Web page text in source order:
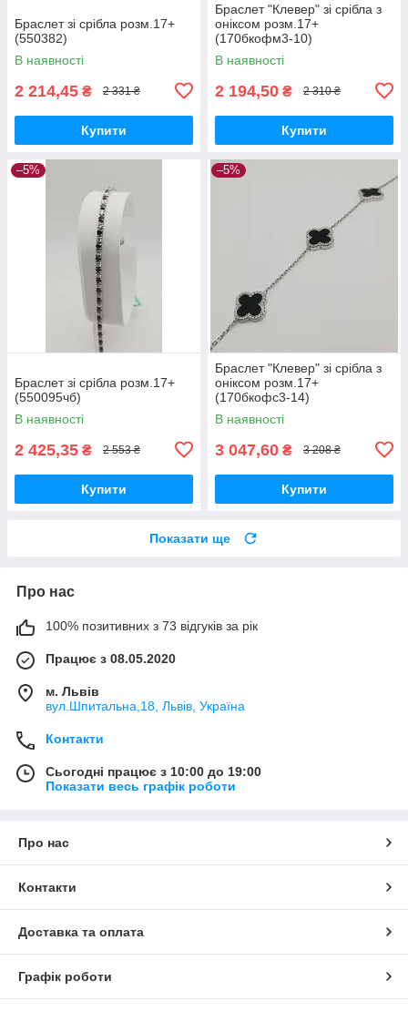
Браслет зі срібла розм.17+
(550382)
В наявності
2 214,45 ₴ 2 331 ₴
Купити
Браслет "Клевер" зі срібла з
оніксом розм.17+
(170бкофм3-10)
В наявності
2 194,50 ₴ 2 310 ₴
Купити
–5%
Браслет зі срібла розм.17+
(550095чб)
В наявності
2 425,35 ₴ 2 553 ₴
Купити
–5%
Браслет "Клевер" зі срібла з
оніксом розм.17+
(170бкофс3-14)
В наявності
3 047,60 ₴ 3 208 ₴
Купити
Показати ще
Про нас
100% позитивних з 73 відгуків за рік
Працює з 08.05.2020
м. Львів
вул.Шпитальна,18, Львів, Україна
Контакти
Сьогодні працює з 10:00 до 19:00
Показати весь графік роботи
Про нас
Контакти
Доставка та оплата
Графік роботи